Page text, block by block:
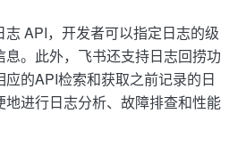
API，开发者可以指定日志的级
。此外，飞书还支持日志回捞功
的API检索和获取之前记录的日
地进行日志分析、故障排查和性能